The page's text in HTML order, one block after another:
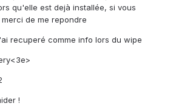
qu'elle est dejà installée, si vous
de me repondre
recuperé comme info lors du wipe
!